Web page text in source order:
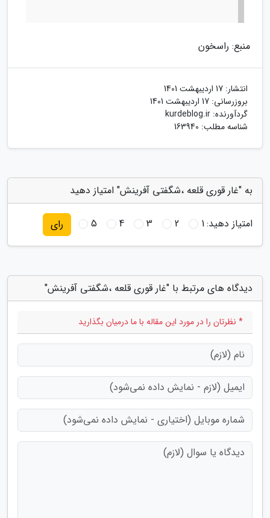
منبع: راسخون
انتشار: 17 اردیبهشت 1401
بروزرسانی: 17 اردیبهشت 1401
گردآورنده: kurdeblog.ir
شناسه مطلب: 163940
به "غار قوری قلعه ،شگفتی آفرینش" امتیاز دهید
امتیاز دهید:1
2
3
4
5 رای
دیدگاه های مرتبط با "غار قوری قلعه ،شگفتی آفرینش"
* نظرتان را در مورد این مقاله با ما درمیان بگذارید